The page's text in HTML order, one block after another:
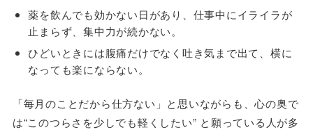
薬を飲んでも効かない日があり、仕事中にイライラが
止まらず、集中力が続かない。
ひどいときには腹痛だけでなく吐き気まで出て、横に
なっても楽にならない。
「毎月のことだから仕方ない」と思いながらも、心の奥で
は“このつらさを少しでも軽くしたい” と願っている人が多